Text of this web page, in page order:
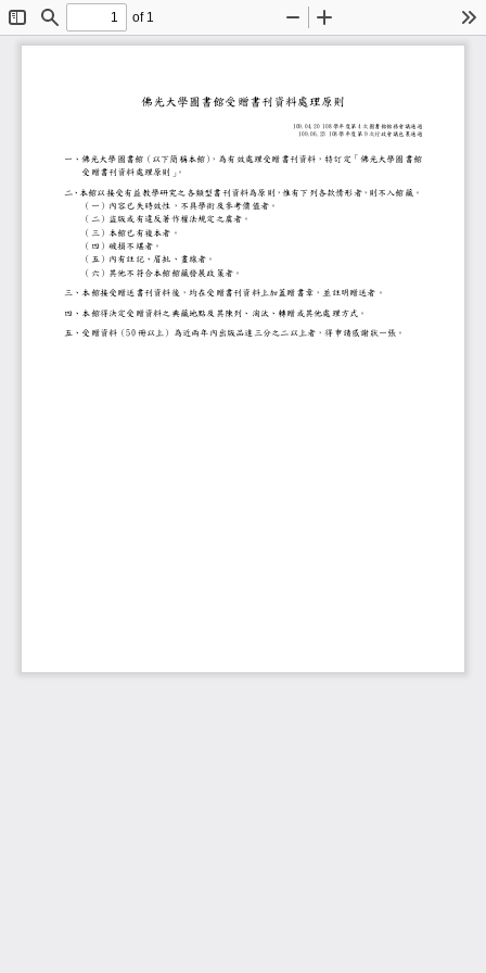
Toggle
Sidebar
Find
of 1
Zoom
Out
In
佛光大學圖書館受贈書刊資料處理原則
109.04.20 108學年度第
4 次圖書館館務會議通過
109.06.23 108學年度第
9 次行政會議包裹通過
一、佛光大學圖書館
（ 以下簡稱本館
），為有效處理受贈書刊資料，
特訂定「佛光大學圖書館
受贈書刊資料處理原則
」。
二、本館以接受有益教學研究之各類型書刊資料為原則，惟有下列各
（一）內容已失時效性，不具學術及參考價值者。
（二）盜版或有違反著作權法規定之虞者。
（三）本館已有複本者。
（四）破損不堪者。
（五）內有註記、眉批、畫線者。
（六）其他不符合本館館藏發展政策者。
三、本館接受贈送書刊資料後，均在受贈書刊資料上加蓋贈書章，並
四、本館得決定受贈資料之典藏
地點及其陳列、淘汰、轉贈或其他處理方式。
五、受贈資料（
50冊以上）為近兩年內出版品達三分之二以上者，得申請